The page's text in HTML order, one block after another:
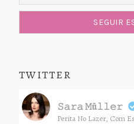
TWITTER
𝚂𝚊𝚛𝚊 𝙼ü𝚕𝚕𝚎𝚛
Perita No Lazer, Com